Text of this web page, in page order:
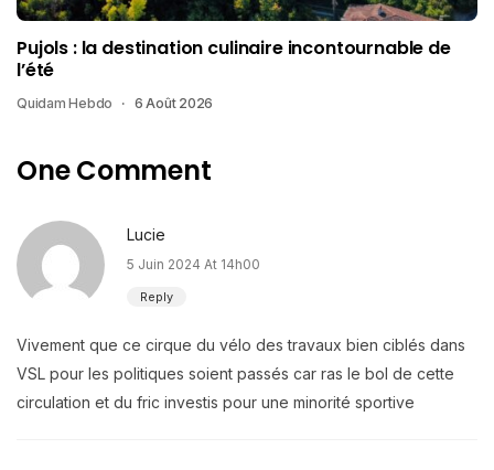
Pujols : la destination culinaire incontournable de
l’été
Quidam Hebdo 6 Août 2026
One Comment
Lucie
5 Juin 2024 At 14h00
Reply
Vivement que ce cirque du vélo des travaux bien ciblés dans
VSL pour les politiques soient passés car ras le bol de cette
circulation et du fric investis pour une minorité sportive